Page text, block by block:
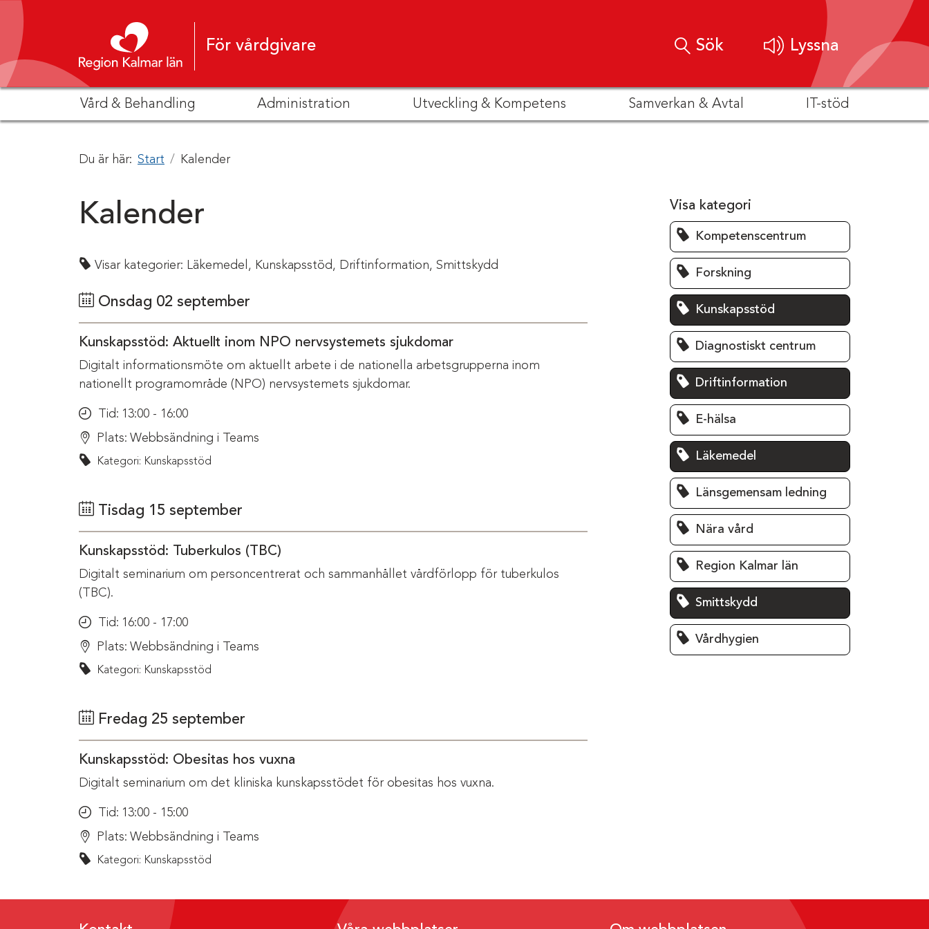
Hoppa till innehåll
För vårdgivare Sök Lyssna
Vård & Behandling Administration Utveckling & Kompetens Samverkan & Avtal IT-stöd
Du är här: Start Kalender
Kalender
Visar kategorier: Läkemedel, Kunskapsstöd, Driftinformation, Smittskydd
Onsdag 02 september
Kunskapsstöd: Aktuellt inom NPO nervsystemets sjukdomar
Digitalt informationsmöte om aktuellt arbete i de nationella arbetsgrupperna inom
nationellt programområde (NPO) nervsystemets sjukdomar.
Tid: 13:00 - 16:00
Plats: Webbsändning i Teams
Kategori: Kunskapsstöd
Tisdag 15 september
Kunskapsstöd: Tuberkulos (TBC)
Digitalt seminarium om personcentrerat och sammanhållet vårdförlopp för tuberkulos
(TBC).
Tid: 16:00 - 17:00
Plats: Webbsändning i Teams
Kategori: Kunskapsstöd
Fredag 25 september
Kunskapsstöd: Obesitas hos vuxna
Digitalt seminarium om det kliniska kunskapsstödet för obesitas hos vuxna.
Tid: 13:00 - 15:00
Plats: Webbsändning i Teams
Kategori: Kunskapsstöd
Visa kategori
Kompetenscentrum
Forskning
Kunskapsstöd
Diagnostiskt centrum
Driftinformation
E-hälsa
Läkemedel
Länsgemensam ledning
Nära vård
Region Kalmar län
Smittskydd
Vårdhygien